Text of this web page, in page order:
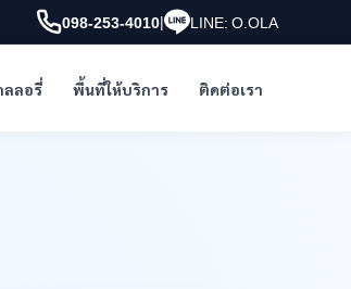
098-253-4010| LINE: O.OLA
ลลอรี่ พื้นที่ให้บริการ ติดต่อเรา